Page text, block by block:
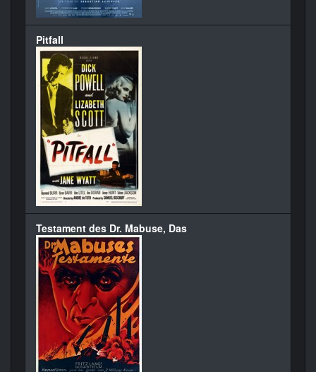
Pitfall
Testament des Dr. Mabuse, Das